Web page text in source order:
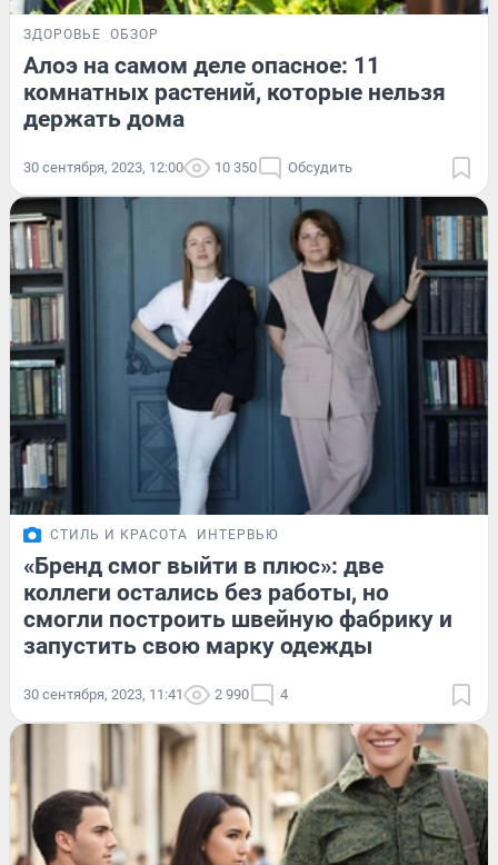
ЗДОРОВЬЕ ОБЗОР
Алоэ на самом деле опасное: 11
комнатных растений, которые нельзя
держать дома
30 сентября, 2023, 12:00 10 350 Обсудить
СТИЛЬ И КРАСОТА ИНТЕРВЬЮ
«Бренд смог выйти в плюс»: две
коллеги остались без работы, но
смогли построить швейную фабрику и
запустить свою марку одежды
30 сентября, 2023, 11:41 2 990 4